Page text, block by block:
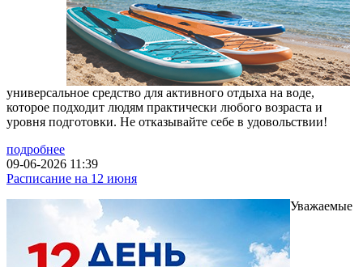
универсальное средство для активного отдыха на воде,
которое подходит людям практически любого возраста и
уровня подготовки. Не отказывайте себе в удовольствии!
подробнее
09-06-2026 11:39
Расписание на 12 июня
Уважаемые